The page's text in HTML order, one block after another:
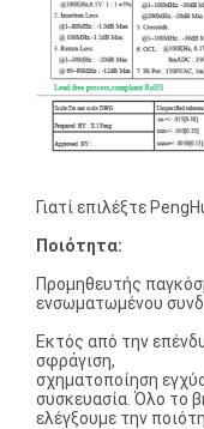
Γιατί επιλέξτε
Ποιότητα:
Προμηθευτής
ενσωματωμένου
Εκτός από την
σφράγιση,
σχηματοποίηση
συσκευασία. Όλο το
ελέγξουμε την